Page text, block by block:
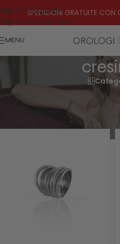
Skip to navigation
Skip to main content
SPEDIZIONI GRATUITE CON
MENU
Home
cresima